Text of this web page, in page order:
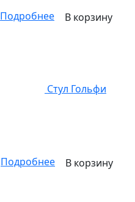
Подробнее В корзину
Стул Гольфи
Подробнее В корзину